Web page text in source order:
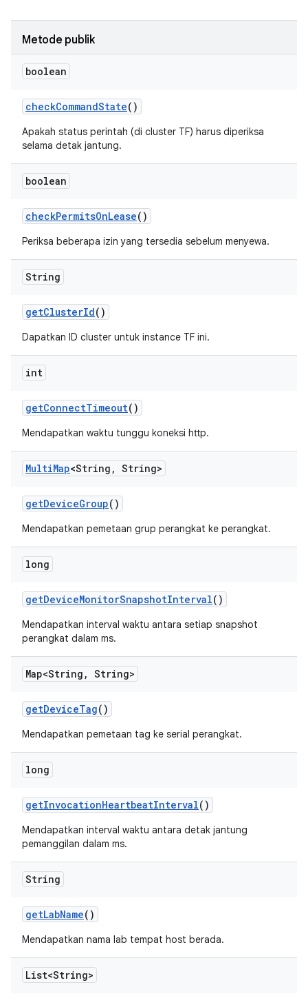
Metode publik
boolean
checkCommandState()
Apakah status perintah (di cluster TF) harus diperiksa
selama detak jantung.
boolean
checkPermitsOnLease()
Periksa beberapa izin yang tersedia sebelum menyewa.
String
getClusterId()
Dapatkan ID cluster untuk instance TF ini.
int
getConnectTimeout()
Mendapatkan waktu tunggu koneksi http.
MultiMap<String , String>
getDeviceGroup()
Mendapatkan pemetaan grup perangkat ke perangkat.
long
getDeviceMonitorSnapshotInterval()
Mendapatkan interval waktu antara setiap snapshot
perangkat dalam ms.
Map<String , String>
getDeviceTag()
Mendapatkan pemetaan tag ke serial perangkat.
long
getInvocationHeartbeatInterval()
Mendapatkan interval waktu antara detak jantung
pemanggilan dalam ms.
String
getLabName()
Mendapatkan nama lab tempat host berada.
List<String>